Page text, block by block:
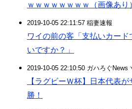
ｗｗｗｗｗｗｗｗ（画像あり
2019-10-05 22:11:57 稲妻速報
ワイの前の客「支払いカー
いですか？」
2019-10-05 22:10:50 ガハろぐNews
【ラグビーＷ杯】日本代表
勝！